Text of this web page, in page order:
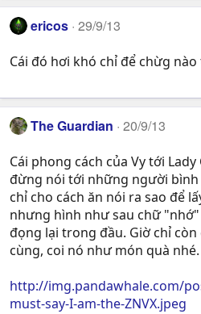
ericos 29/9/13
Cái đó hơi khó chỉ để chừg
The Guardian 20/9/13
Cái phong cách của Vy tới
đừng nói tới những người
chỉ cho cách ăn nói ra sao để
nhưng hình như sau chữ
đọng lại trong đầu. Giờ chỉ còn
cùng, coi nó như món quà nhé.
http://img.pandawhale.com/
must-say-I-am-the-ZNVX.jpeg